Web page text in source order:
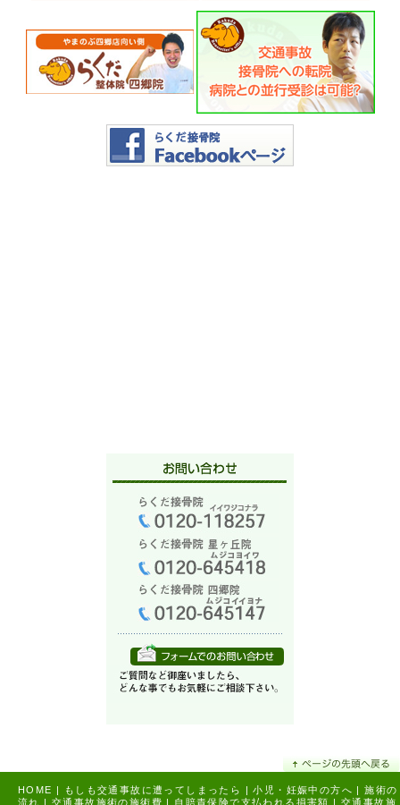
HOME | もしも交通事故に遭ってしまったら | 小児・妊娠中の方へ |
施術の
流れ | 交通事故施術の施術費 | 自賠責保険で支払われる損害額 | 交通事故施